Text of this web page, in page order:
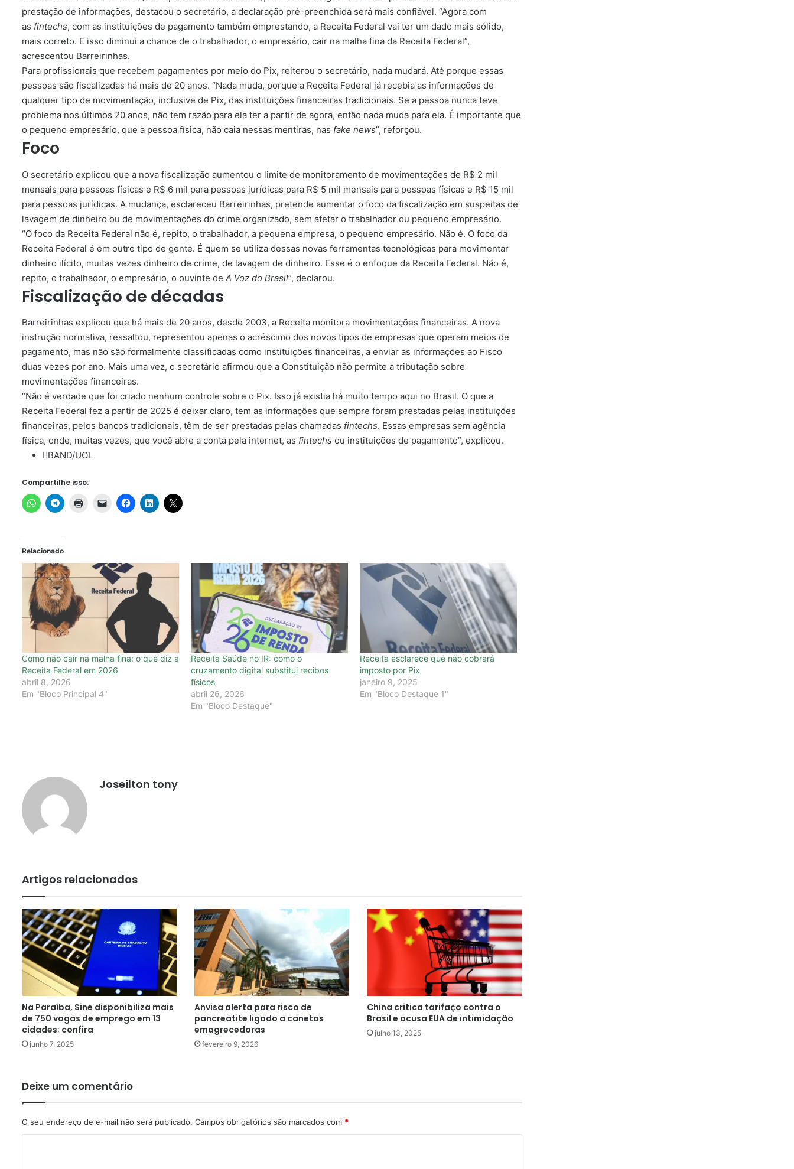
prestação de informações, destacou o secretário, a declaração pré-preenchida será mais confiável. “Agora com
as fintechs, com as instituições de pagamento também emprestando, a Receita Federal vai ter um dado mais sólido,
mais correto. E isso diminui a chance de o trabalhador, o empresário, cair na malha fina da Receita Federal”,
acrescentou Barreirinhas.
Para profissionais que recebem pagamentos por meio do Pix, reiterou o secretário, nada mudará. Até porque essas
pessoas são fiscalizadas há mais de 20 anos. “Nada muda, porque a Receita Federal já recebia as informações de
qualquer tipo de movimentação, inclusive de Pix, das instituições financeiras tradicionais. Se a pessoa nunca teve
problema nos últimos 20 anos, não tem razão para ela ter a partir de agora, então nada muda para ela. É importante que
o pequeno empresário, que a pessoa física, não caia nessas mentiras, nas fake news”, reforçou.
Foco
O secretário explicou que a nova fiscalização aumentou o limite de monitoramento de movimentações de R$ 2 mil
mensais para pessoas físicas e R$ 6 mil para pessoas jurídicas para R$ 5 mil mensais para pessoas físicas e R$ 15 mil
para pessoas jurídicas. A mudança, esclareceu Barreirinhas, pretende aumentar o foco da fiscalização em suspeitas de
lavagem de dinheiro ou de movimentações do crime organizado, sem afetar o trabalhador ou pequeno empresário.
“O foco da Receita Federal não é, repito, o trabalhador, a pequena empresa, o pequeno empresário. Não é. O foco da
Receita Federal é em outro tipo de gente. É quem se utiliza dessas novas ferramentas tecnológicas para movimentar
dinheiro ilícito, muitas vezes dinheiro de crime, de lavagem de dinheiro. Esse é o enfoque da Receita Federal. Não é,
repito, o trabalhador, o empresário, o ouvinte de A Voz do Brasil”, declarou.
Fiscalização de décadas
Barreirinhas explicou que há mais de 20 anos, desde 2003, a Receita monitora movimentações financeiras. A nova
instrução normativa, ressaltou, representou apenas o acréscimo dos novos tipos de empresas que operam meios de
pagamento, mas não são formalmente classificadas como instituições financeiras, a enviar as informações ao Fisco
duas vezes por ano. Mais uma vez, o secretário afirmou que a Constituição não permite a tributação sobre
movimentações financeiras.
“Não é verdade que foi criado nenhum controle sobre o Pix. Isso já existia há muito tempo aqui no Brasil. O que a
Receita Federal fez a partir de 2025 é deixar claro, tem as informações que sempre foram prestadas pelas instituições
financeiras, pelos bancos tradicionais, têm de ser prestadas pelas chamadas fintechs. Essas empresas sem agência
física, onde, muitas vezes, que você abre a conta pela internet, as fintechs ou instituições de pagamento”, explicou.
BAND/UOL
Compartilhe isso:
Relacionado
Como não cair na malha fina: o que diz a
Receita Federal em 2026
abril 8, 2026
Em "Bloco Principal 4"
Receita Saúde no IR: como o
cruzamento digital substitui recibos
físicos
abril 26, 2026
Em "Bloco Destaque"
Receita esclarece que não cobrará
imposto por Pix
janeiro 9, 2025
Em "Bloco Destaque 1"
Joseilton tony
Artigos relacionados
Na Paraíba, Sine disponibiliza mais
de 750 vagas de emprego em 13
cidades; confira
junho 7, 2025
Anvisa alerta para risco de
pancreatite ligado a canetas
emagrecedoras
fevereiro 9, 2026
China critica tarifaço contra o
Brasil e acusa EUA de intimidação
julho 13, 2025
Deixe um comentário
O seu endereço de e-mail não será publicado. Campos obrigatórios são marcados com *